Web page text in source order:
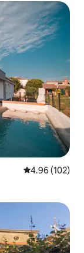
從 102 則評價
4.96 (102)